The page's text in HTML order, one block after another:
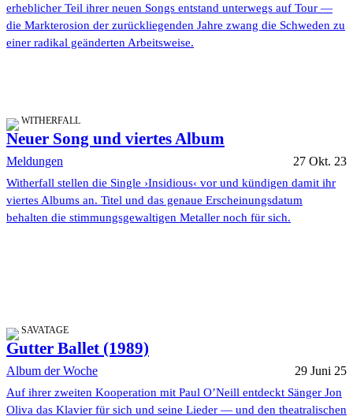
erheblicher Teil ihrer neuen Songs entstand unterwegs auf Tour —
die Markterosion der zurückliegenden Jahre zwang die Schweden zu
einer radikal geänderten Arbeitsweise.
WITHERFALL
Neuer Song und viertes Album
Meldungen 27 Okt. 23
Witherfall stellen die Single ›Insidious‹ vor und kündigen damit ihr
viertes Albums an. Titel und das genaue Erscheinungsdatum
behalten die stimmungsgewaltigen Metaller noch für sich.
SAVATAGE
Gutter Ballet (1989)
Album der Woche 29 Juni 25
Auf ihrer zweiten Kooperation mit Paul O’Neill entdeckt Sänger Jon
Oliva das Klavier für sich und seine Lieder — und den theatralischen